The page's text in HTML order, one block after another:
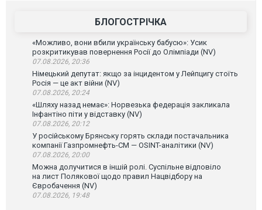
БЛОГОСТРІЧКА
«Можливо, вони вбили українську бабусю»: Усик
розкритикував повернення Росії до Олімпіади (NV)
07.08.2026, 20:36
Німецький депутат: якщо за інцидентом у Лейпцигу стоїть
Росія — це акт війни (NV)
07.08.2026, 20:24
«Шляху назад немає»: Норвезька федерація закликала
Інфантіно піти у відставку (NV)
07.08.2026, 20:12
У російському Брянську горять склади постачальника
компанії Газпромнефть-СМ — OSINT-аналітики (NV)
07.08.2026, 20:00
Можна долучитися в іншій ролі. Суспільне відповіло
на лист Полякової щодо правил Нацвідбору на
Євробачення (NV)
07.08.2026, 19:48